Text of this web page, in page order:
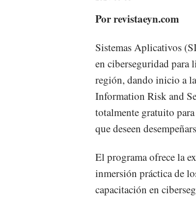
Por revistaeyn.com
Sistemas Aplicativos
en ciberseguridad para
región, dando inicio a
Information Risk and
totalmente gratuito
que deseen
El programa ofrece la
inmersión práctica de
capacitación en